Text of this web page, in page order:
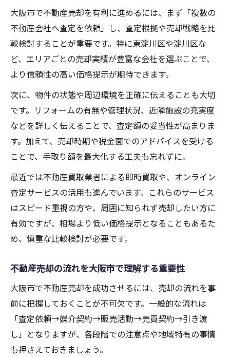
大阪市で不動産売却業者を選ぶ際の注目ポ
イント
不動産売却の一括査定サイト活用のコツ
不動産売却で後悔しないためのチェックリスト
不動産売却前に確認すべき大阪市の重要項
目
大阪市で不動産売却後悔を防ぐチェックポ
イント
不動産売却の手続き漏れを大阪市で防ぐ方
法
大阪市の不動産売却で税金トラブルを避け
る要点
不動産売却時の資金計画を大阪市で立てる
秘訣
大阪市の相場変動を活かした売却戦略とは
大阪市で不動産売却時期を見極めるポイン
ト
不動産売却で高値を狙う大阪市の戦略
大阪市の不動産売却に活かせる市場分析法
大阪市で不動産売却を有利に進めるには、まず「複数の
不動産会社へ査定を依頼」し、査定根拠や売却戦略を比
較検討することが重要です。特に東淀川区や淀川区な
ど、エリアごとの売却実績が豊富な会社を選ぶことで、
より信頼性の高い価格提示が期待できます。
次に、物件の状態や周辺環境を正確に伝えることも大切
です。リフォームの有無や管理状況、近隣施設の充実度
などを詳しく伝えることで、査定額の妥当性が高まりま
す。加えて、売却時期や税金面でのアドバイスを受ける
ことで、手取り額を最大化する工夫も忘れずに。
最近では不動産買取業者による即時買取や、オンライン
査定サービスの活用も進んでいます。これらのサービス
はスピード重視の方や、周囲に知られず売却したい方に
有効ですが、相場より低い価格提示となることもあるた
め、慎重な比較検討が必要です。
不動産売却の流れを大阪市で理解する重要性
大阪市で不動産売却を成功させるには、売却の流れを事
前に把握しておくことが不可欠です。一般的な流れは
「査定依頼→媒介契約→販売活動→売買契約→引き渡
し」となりますが、各段階での注意点や地域特有の事情
も押さえておきましょう。